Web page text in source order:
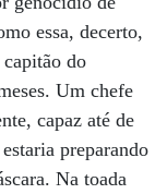
essa, decerto,
do
Um chefe
capaz até de
preparando
Na toada